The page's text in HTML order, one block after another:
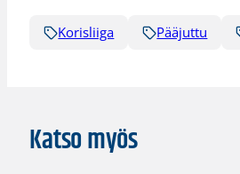
Korisliiga Pääjuttu
Katso myös